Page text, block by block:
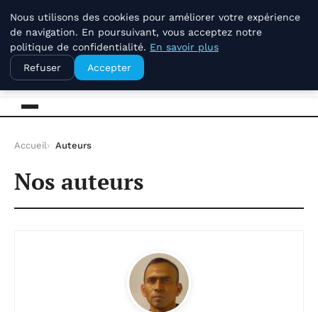
samedi 8 août 2026
La Compagnie Des Terroirs
Accueil Auteurs
Nos auteurs
Nous utilisons des cookies pour améliorer votre expérience
de navigation. En poursuivant, vous acceptez notre
politique de confidentialité. En savoir plus
Refuser
Accepter